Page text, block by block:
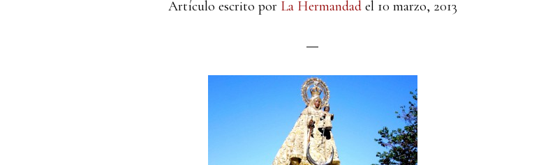
Artículo escrito por La Hermandadel 10 marzo, 2013